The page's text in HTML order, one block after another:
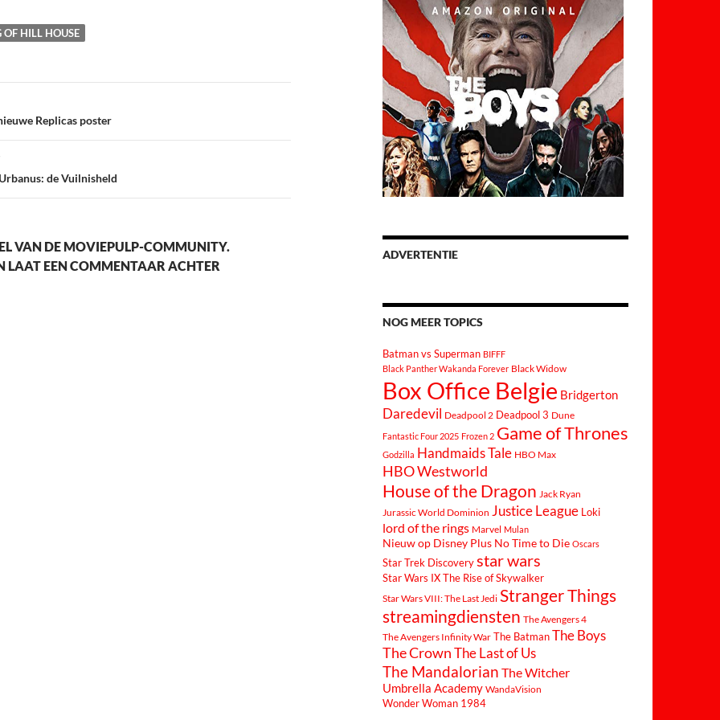
HILL HOUSE
Replicas poster
de Vuilnisheld
VAN DE MOVIEPULP-COMMUNITY.
LAAT EEN COMMENTAAR ACHTER
ADVERTENTIE
NOG MEER TOPICS
Batman vs Superman BIFFF
Black Panther Wakanda Forever Black Widow
Box Office Belgie Bridgerton
Daredevil Deadpool 2 Deadpool 3 Dune
Fantastic Four 2025 Frozen 2 Game of Thrones
Godzilla Handmaids Tale HBO Max
HBO Westworld
House of the Dragon Jack Ryan
Jurassic World Dominion Justice League Loki
lord of the rings Marvel Mulan
Nieuw op Disney Plus No Time to Die Oscars
Star Trek Discovery star wars
Star Wars IX The Rise of Skywalker
Star Wars VIII: The Last Jedi Stranger Things
streamingdiensten The Avengers 4
The Avengers Infinity War The BatmanThe Boys
The CrownThe Last of Us
The Mandalorian The Witcher
Umbrella Academy WandaVision
Wonder Woman 1984